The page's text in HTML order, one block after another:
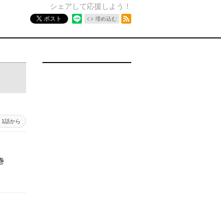
シェアして応援しよう！
ポスト 埋め込む
1話から